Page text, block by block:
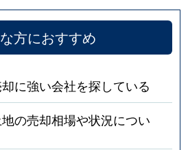
方におすすめ
に強い会社を探している
の売却相場や状況につい